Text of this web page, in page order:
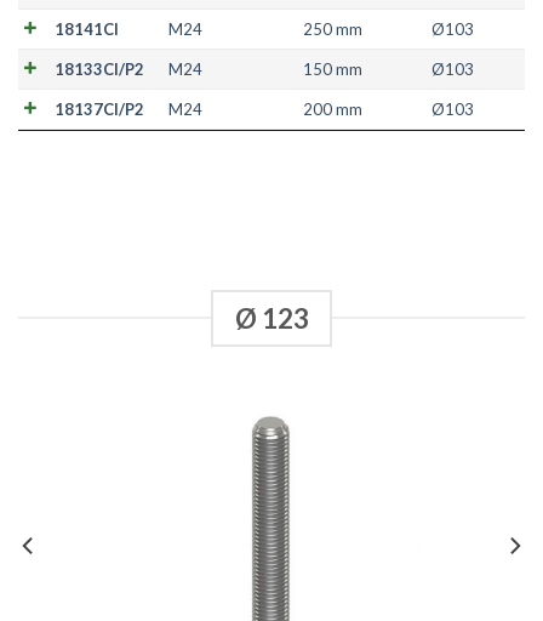
18141CI M24 250 mm Ø103
18133CI/P2 M24 150 mm Ø103
18137CI/P2 M24 200 mm Ø103
Ø 123